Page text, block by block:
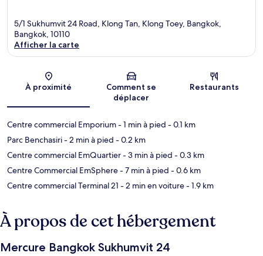
5/1 Sukhumvit 24 Road, Klong Tan, Klong Toey, Bangkok,
Bangkok, 10110
Afficher la carte
À proximité
Comment se
déplacer
Restaurants
Centre commercial Emporium- 1 min à pied - 0.1 km
Parc Benchasiri- 2 min à pied - 0.2 km
Centre commercial EmQuartier- 3 min à pied - 0.3 km
Centre Commercial EmSphere- 7 min à pied - 0.6 km
Centre commercial Terminal 21 - 2 min en voiture- 1.9 km
À propos de cet hébergement
Mercure Bangkok Sukhumvit 24